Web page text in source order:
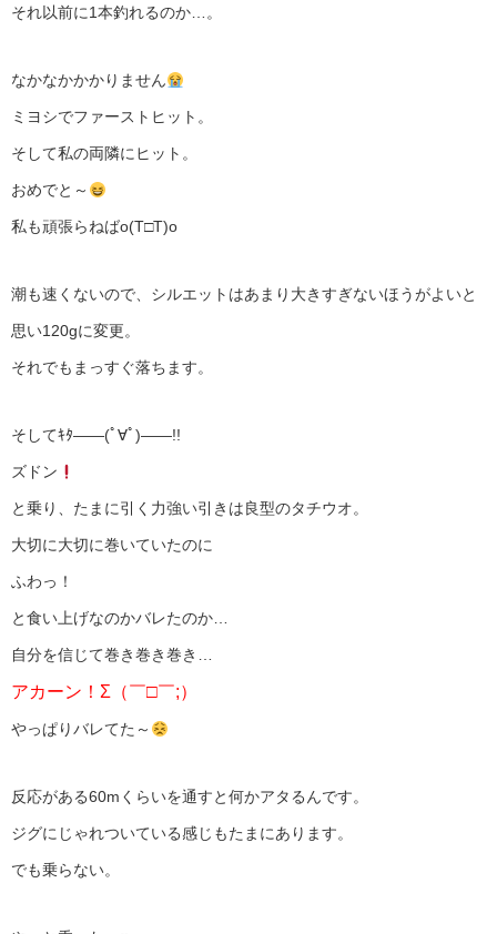
それ以前に1本釣れるのか…。
なかなかかかりません
ミヨシでファーストヒット。
そして私の両隣にヒット。
おめでと～
私も頑張らねばo(T□T)o
潮も速くないので、シルエットはあまり大きすぎないほうがよいと
思い120gに変更。
それでもまっすぐ落ちます。
そしてｷﾀ――(ﾟ∀ﾟ)――!!
ズドン
と乗り、たまに引く力強い引きは良型のタチウオ。
大切に大切に巻いていたのに
ふわっ！
と食い上げなのかバレたのか…
自分を信じて巻き巻き巻き…
アカーン！Σ（￣□￣;）
やっぱりバレてた～
反応がある60mくらいを通すと何かアタるんです。
ジグにじゃれついている感じもたまにあります。
でも乗らない。